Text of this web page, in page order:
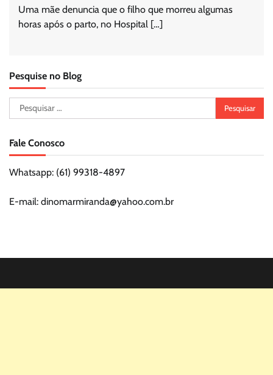
Uma mãe denuncia que o filho que morreu algumas
horas após o parto, no Hospital […]
Pesquise no Blog
Pesquisar
por:
Fale Conosco
Whatsapp: (61) 99318-4897
E-mail: dinomarmiranda@yahoo.com.br